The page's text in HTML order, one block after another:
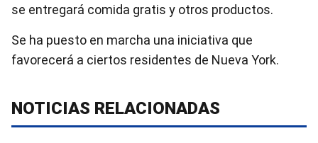
se entregará comida gratis y otros productos.
Se ha puesto en marcha una iniciativa que
favorecerá a ciertos residentes de Nueva York.
NOTICIAS RELACIONADAS